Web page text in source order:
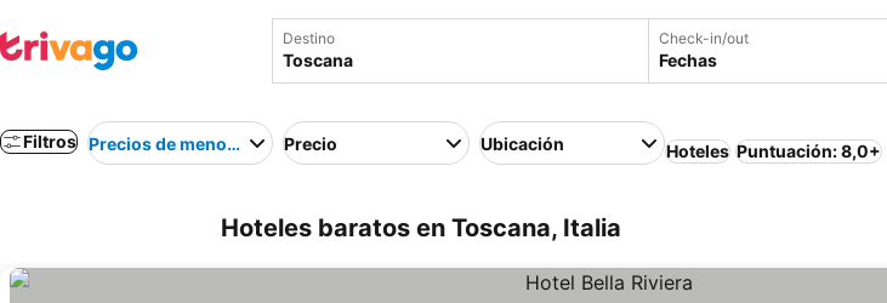
Destino Check-in/out
Fechas
Filtros Precios de menor a mayorPrecio Ubicación Hoteles Puntuación: 8,0+
Hoteles baratos en Toscana, Italia